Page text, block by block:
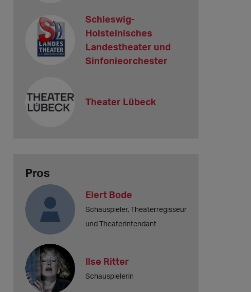
Schleswig-
Holsteinisches
Landestheater und
Sinfonieorchester
Theater Lübeck
Pros
Elert Bode
Schauspieler, Theaterregisseur
und Theaterintendant
Ilse Ritter
Schauspielerin